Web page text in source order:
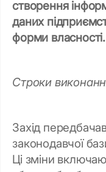
створення
даних
форми власності.
Строки
Захід
законодавчої
Ці зміни